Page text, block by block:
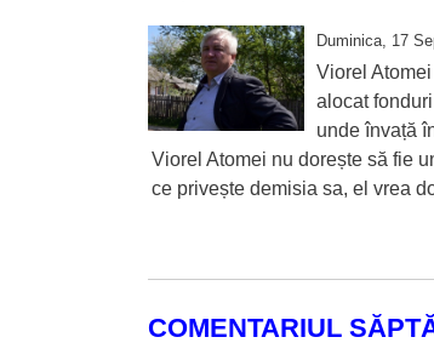
Duminica, 17
Viorel
alocat
unde învață
Viorel Atomei nu dorește să fie
ce privește demisia sa, el vrea
COMENTARIUL